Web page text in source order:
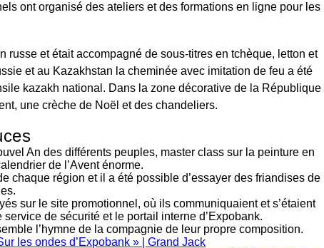
ont organisé des ateliers et des formations en ligne pour les
russe et était accompagné de sous-titres en tchèque, letton et
et au Kazakhstan la cheminée avec imitation de feu a été
kazakh national. Dans la zone décorative de la République
une crèche de Noël et des chandeliers.
An des différents peuples, master class sur la peinture en
de l’Avent énorme.
chaque région et il a été possible d’essayer des friandises de
sur le site promotionnel, où ils communiquaient et s’étaient
de sécurité et le portail interne d’Expobank.
l’hymne de la compagnie de leur propre composition.